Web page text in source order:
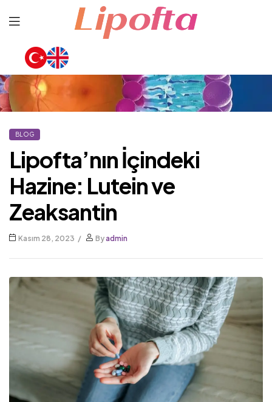
BLOG
Lipofta’nın İçindeki
Hazine: Lutein ve
Zeaksantin
Kasım 28, 2023 Byadmin